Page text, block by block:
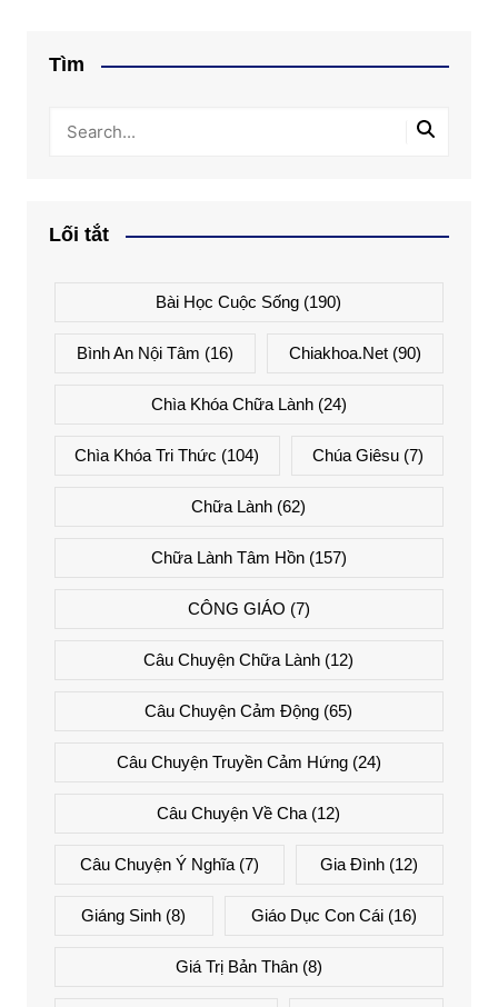
Tìm
Lối tắt
Bài Học Cuộc Sống (190)
Bình An Nội Tâm (16) Chiakhoa.net (90)
Chìa Khóa Chữa Lành(24)
Chìa Khóa Tri Thức (104) Chúa Giêsu(7)
Chữa Lành (62)
Chữa Lành Tâm Hồn(157)
CÔNG GIÁO (7)
Câu Chuyện Chữa Lành (12)
Câu Chuyện Cảm Động (65)
Câu Chuyện Truyền Cảm Hứng(24)
Câu Chuyện Về Cha (12)
Câu Chuyện Ý Nghĩa(7) Gia Đình (12)
Giáng Sinh (8) Giáo Dục Con Cái(16)
Giá Trị Bản Thân(8)